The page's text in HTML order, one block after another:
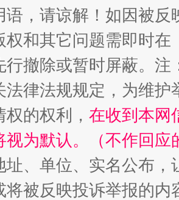
游的“隐身衣” 如何以
语，请谅解！如因被
权和其它问题需即时在
行撤除或暂时屏蔽。
法律法规规定，为维
的权利， 在收到本网
视为默认。（不作回应
址、单位、实名公布
将被反映投诉举报的